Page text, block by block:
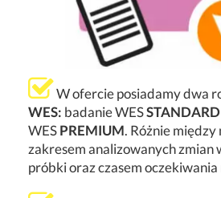
W ofercie posiadamy dwa
WES: badanie WESSTANDARD
WESPREMIUM. Różnie między
zakresem analizowanych zmian
próbki oraz czasem oczekiwania